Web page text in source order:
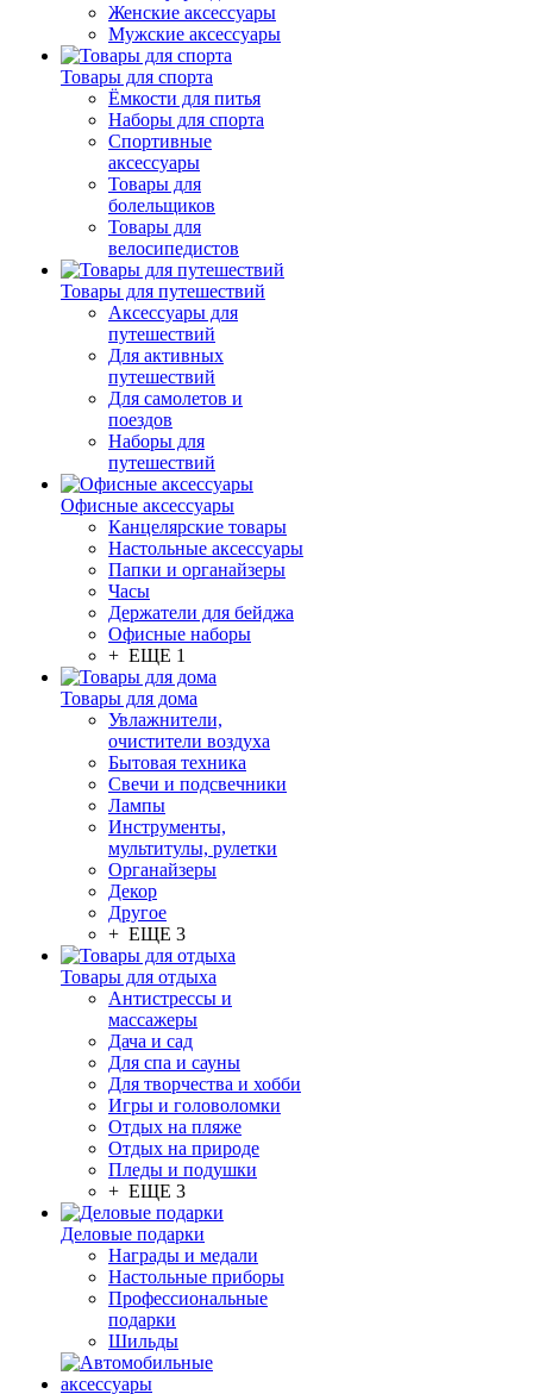
Женские аксессуары
Мужские аксессуары
Товары для спорта
Ёмкости для питья
Наборы для спорта
Спортивные
аксессуары
Товары для
болельщиков
Товары для
велосипедистов
Товары для путешествий
Аксессуары для
путешествий
Для активных
путешествий
Для самолетов и
поездов
Наборы для
путешествий
Офисные аксессуары
Канцелярские товары
Настольные аксессуары
Папки и органайзеры
Часы
Держатели для бейджа
Офисные наборы
+ ЕЩЕ 1
Товары для дома
Увлажнители,
очистители воздуха
Бытовая техника
Свечи и подсвечники
Лампы
Инструменты,
мультитулы, рулетки
Органайзеры
Декор
Другое
+ ЕЩЕ 3
Товары для отдыха
Антистрессы и
массажеры
Дача и сад
Для спа и сауны
Для творчества и хобби
Игры и головоломки
Отдых на пляже
Отдых на природе
Пледы и подушки
+ ЕЩЕ 3
Деловые подарки
Награды и медали
Настольные приборы
Профессиональные
подарки
Шильды